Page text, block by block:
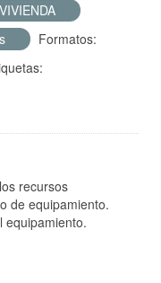
Formatos:
recursos
de equipamiento.
equipamiento.